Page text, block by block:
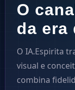
O
da era
O IA.Espirita
visual e
combina